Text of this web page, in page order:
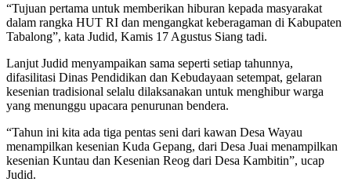
“Tujuan pertama untuk memberikan hiburan kepada masyarakat
dalam rangka HUT RI dan mengangkat keberagaman di Kabupaten
Tabalong”, kata Judid, Kamis 17 Agustus Siang tadi.
Lanjut Judid menyampaikan sama seperti setiap tahunnya,
difasilitasi Dinas Pendidikan dan Kebudayaan setempat, gelaran
kesenian tradisional selalu dilaksanakan untuk menghibur warga
yang menunggu upacara penurunan bendera.
“Tahun ini kita ada tiga pentas seni dari kawan Desa Wayau
menampilkan kesenian Kuda Gepang, dari Desa Juai menampilkan
kesenian Kuntau dan Kesenian Reog dari Desa Kambitin”, ucap
Judid.